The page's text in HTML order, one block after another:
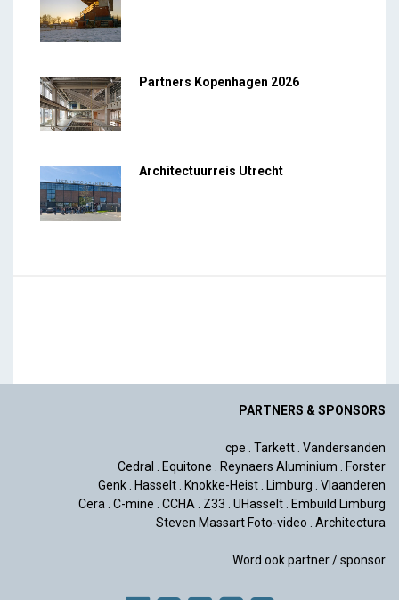
Partners Kopenhagen 2026
Architectuurreis Utrecht
PARTNERS & SPONSORS
cpe . Tarkett. Vandersanden
Cedral . Equitone . Reynaers Aluminium . Forster
Genk. Hasselt. Knokke-Heist. Limburg . Vlaanderen
Cera. C-mine . CCHA. Z33 . UHasselt. Embuild Limburg
Steven Massart Foto-video . Architectura
Word ook partner / sponsor